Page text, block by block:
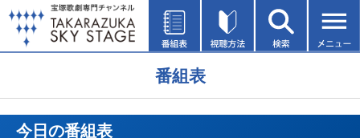
番組表
今日の番組表